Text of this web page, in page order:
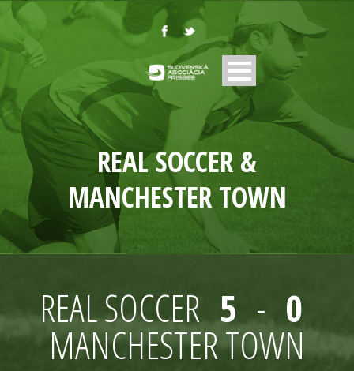
REAL SOCCER &
MANCHESTER TOWN
REAL SOCCER 5 - 0
MANCHESTER TOWN